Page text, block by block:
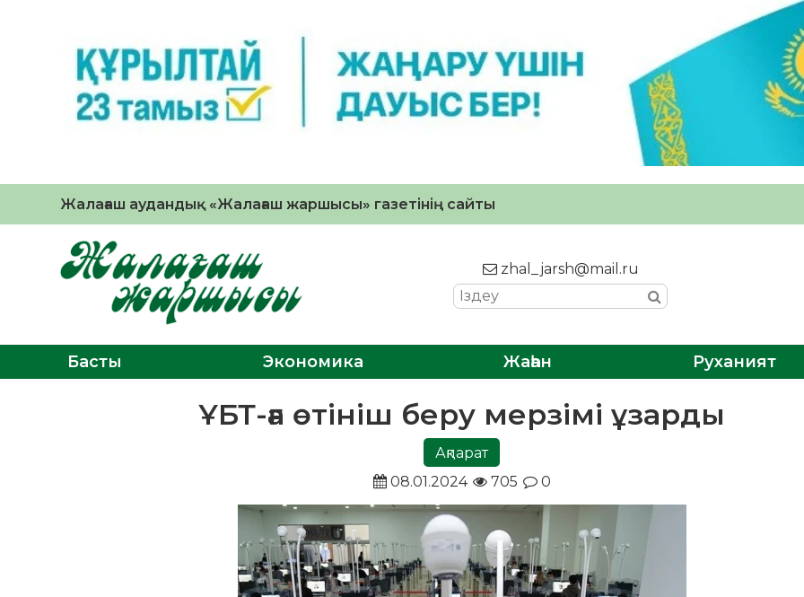
Жалағаш аудандық «Жалағаш жаршысы» газетінің сайты
zhal_jarsh@mail.ru
Басты Экономика Жаһан Руханият
ҰБТ-ға өтініш беру мерзімі ұзарды
Ақпарат
08.01.2024
705 0